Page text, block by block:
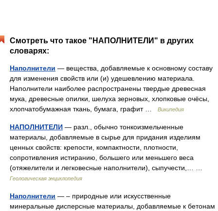
Смотреть что такое "НАПОЛНИТЕЛИ" в других
словарях:
Наполнители — вещества, добавляемые к основному составу
для изменения свойств или (и) удешевлению материала.
Наполнители наиболее распространены твердые древесная
мука, древесные опилки, шелуха зерновых, хлопковые очёсы,
хлопчатобумажная ткань, бумага, графит …
Википедия
НАПОЛНИТЕЛИ — разл., обычно тонкоизмельченные
материалы, добавляемые в сырье для придания изделиям
ценных свойств: крепости, компактности, плотности,
сопротивления истиранию, большего или меньшего веса
(отяжелители и легковесные наполнители), сыпучести,… …
Геологическая энциклопедия
Наполнители — – природные или искусственные
минеральные дисперс­ные материалы, добавляемые к бетонам